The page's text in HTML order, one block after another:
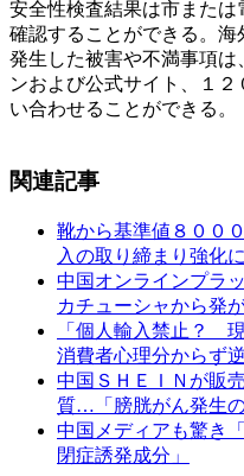
安全性検査結果は市また
確認することができる。
発生した被害や不満事項は
ンおよび公式サイト、１
い合わせることができる。
関連記事
靴から基準値８００
入の取り締まり強化
中国オンラインプラ
カチューシャから発
「個人輸入禁止？
消費者心理分からず
中国ＳＨＥＩＮが販
質…「膀胱がん発生の
中国メディアも驚き
閉症誘発成分」